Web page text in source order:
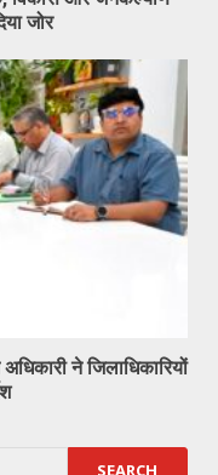
जोर
ने जिलाधिकारियों